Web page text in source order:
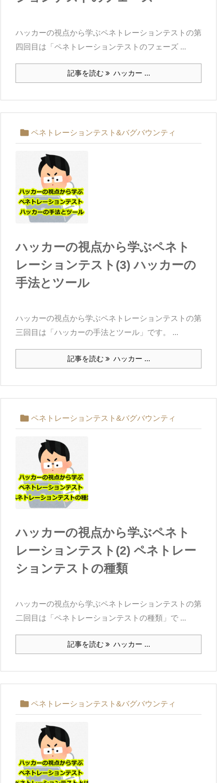
ハッカーの視点から学ぶペネトレーションテストの第
四回目は「ペネトレーションテストのフェーズ ...
記事を読む ハッカー ...
 ペネトレーションテスト&バグバウンティ
ハッカーの視点から学ぶペネト
レーションテスト(3) ハッカーの
手法とツール
ハッカーの視点から学ぶペネトレーションテストの第
三回目は「ハッカーの手法とツール」です。 ...
記事を読む ハッカー ...
 ペネトレーションテスト&バグバウンティ
ハッカーの視点から学ぶペネト
レーションテスト(2) ペネトレー
ションテストの種類
ハッカーの視点から学ぶペネトレーションテストの第
二回目は「ペネトレーションテストの種類」で ...
記事を読む ハッカー ...
 ペネトレーションテスト&バグバウンティ